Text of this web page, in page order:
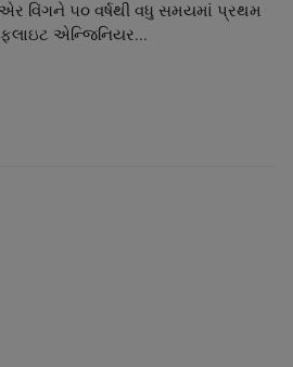
એર વિંગને ૫૦ વર્ષથી વધુ સમયમાં પ્રથમ
ફ્લાઇટ એન્જિનિયર...